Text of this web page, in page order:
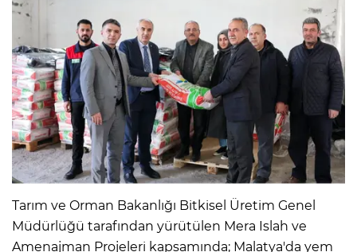
Tarım ve Orman Bakanlığı Bitkisel Üretim Genel
Müdürlüğü tarafından yürütülen Mera Islah ve
Amenajman Projeleri kapsamında; Malatya'da yem